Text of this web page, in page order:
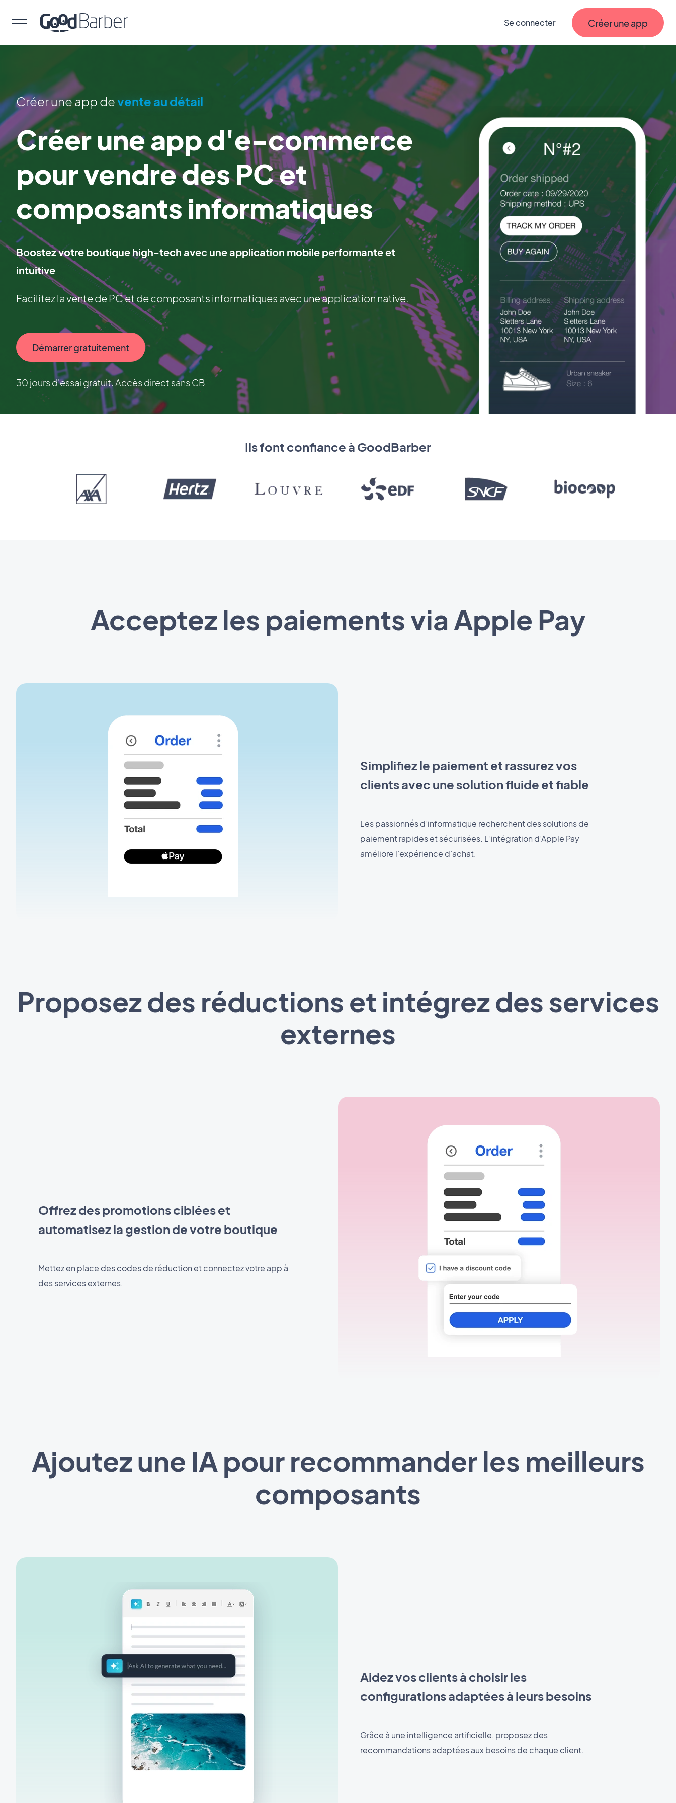
Se connecter Créer une app
Créer une app devente au détail
Créer une app d'e-commerce
pour vendre des PC et
composants informatiques
Boostez votre boutique high-tech avec une application mobile performante et
intuitive
Facilitez la vente de PC et de composants informatiques avec une application native.
Démarrer gratuitement
30 jours d'essai gratuit. Accès direct sans CB
Ils font confiance à GoodBarber
Acceptez les paiements via Apple Pay
Simplifiez le paiement et rassurez vos
clients avec une solution fluide et fiable
Les passionnés d’informatique recherchent des solutions de
paiement rapides et sécurisées. L’intégration d’Apple Pay
améliore l’expérience d’achat.
Proposez des réductions et intégrez des services
externes
Offrez des promotions ciblées et
automatisez la gestion de votre boutique
Mettez en place des codes de réduction et connectez votre app à
des services externes.
Ajoutez une IA pour recommander les meilleurs
composants
Aidez vos clients à choisir les
configurations adaptées à leurs besoins
Grâce à une intelligence artificielle, proposez des
recommandations adaptées aux besoins de chaque client.